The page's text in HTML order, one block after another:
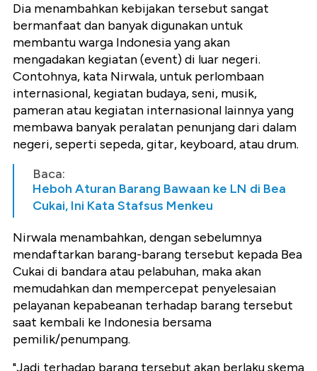
Dia menambahkan kebijakan tersebut sangat
bermanfaat dan banyak digunakan untuk
membantu warga Indonesia yang akan
mengadakan kegiatan (event) di luar negeri.
Contohnya, kata Nirwala, untuk perlombaan
internasional, kegiatan budaya, seni, musik,
pameran atau kegiatan internasional lainnya yang
membawa banyak peralatan penunjang dari dalam
negeri, seperti sepeda, gitar, keyboard, atau drum.
Baca:
Heboh Aturan Barang Bawaan ke LN di Bea
Cukai, Ini Kata Stafsus Menkeu
Nirwala menambahkan, dengan sebelumnya
mendaftarkan barang-barang tersebut kepada Bea
Cukai di bandara atau pelabuhan, maka akan
memudahkan dan mempercepat penyelesaian
pelayanan kepabeanan terhadap barang tersebut
saat kembali ke Indonesia bersama
pemilik/penumpang.
"Jadi terhadap barang tersebut akan berlaku skema